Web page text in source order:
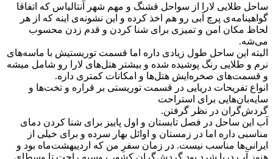
ساحل طلایی لارا از سواحل قشنگ و مهم شهر آنتالياس كه اتفاقا
گواهينامه‌ی پرچ آبی رو هم اخذ کرده و این نشونه‌ی اینه که از هر
لحاظ مکان امن و تمیزی برای شنا کردن و قدم زدن محسوب
می‌شه.
البته این ساحل طول زیادی داره اما قسمت توریستیش با ماسه‌های
نرم و طلایی رنگ پوشیده شده و بیشتر هتل‌های لارا رو شامل میشه
و قسمت‌های صخره‌ایش هتل‌ها و امکانات کمتری داره.
انواع تفریحات دریایی در قسمت توریستی بر قراره و تخت‌ها و
سایه‌بان‌هایی برای استراحت
گردش‌گران در نظر گرفتن.
آب این ساحل در فصل تابستان و اول پاییز برای شنا کردن دمای
مناسبی داره اما در زمستان و اوائل بهار سرده و برای خیلی از
ایرانی‌ها مناسب نیست. در زمان سفرِ من که اردیبهشت‌ماه بود و
هنوز آب دریا شرد بود گردش‌گران کشور روسیه راحت تا وسطای